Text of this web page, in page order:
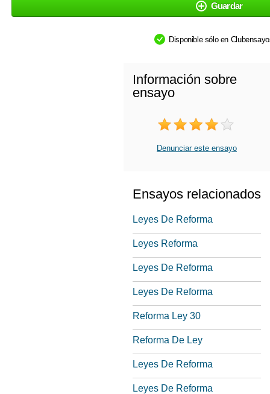
Guardar
Disponible sólo en
Información sobre
ensayo
Denunciar este ensayo
Ensayos relacionados
Leyes De Reforma
Leyes Reforma
Leyes De Reforma
Leyes De Reforma
Reforma Ley 30
Reforma De Ley
Leyes De Reforma
Leyes De Reforma